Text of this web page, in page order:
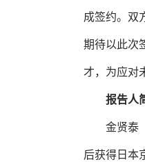
成签约。双
期待以此次
才，为应对
报告人
金贤泰
后获得日本